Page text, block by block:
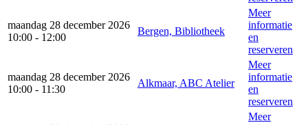
maandag 28 december 2026
10:00 - 12:00
Bergen, Bibliotheek
Meer
informatie
en
reserveren
maandag 28 december 2026
10:00 - 11:30
Alkmaar, ABC Atelier
Meer
informatie
en
reserveren
Meer